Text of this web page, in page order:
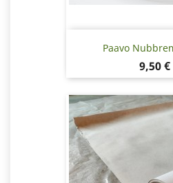
Paavo
Pris
9,50 €